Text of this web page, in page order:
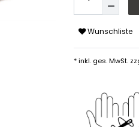
Wunschliste
* inkl. ges. MwSt.